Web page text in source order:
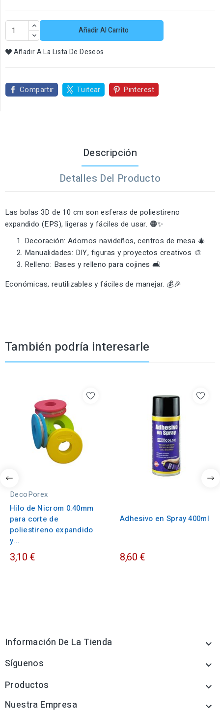
Añadir Al Carrito
Añadir A La Lista De Deseos
Compartir Tuitear Pinterest
Descripción
Detalles Del Producto
Las bolas 3D de 10 cm son esferas de poliestireno
expandido (EPS), ligeras y fáciles de usar. 🟠✨
Decoración: Adornos navideños, centros de mesa 🎄
Manualidades: DIY, figuras y proyectos creativos 🎨
Relleno: Bases y relleno para cojines 🛋️
Económicas, reutilizables y fáciles de manejar. 💰🎉
También podría interesarle
DecoPorex
Hilo de Nicrom 0.40mm
para corte de
poliestireno expandido
y...
3,10 €
Adhesivo en Spray 400ml
8,60 €
Información De La Tienda 
Síguenos 
Productos 
Nuestra Empresa 